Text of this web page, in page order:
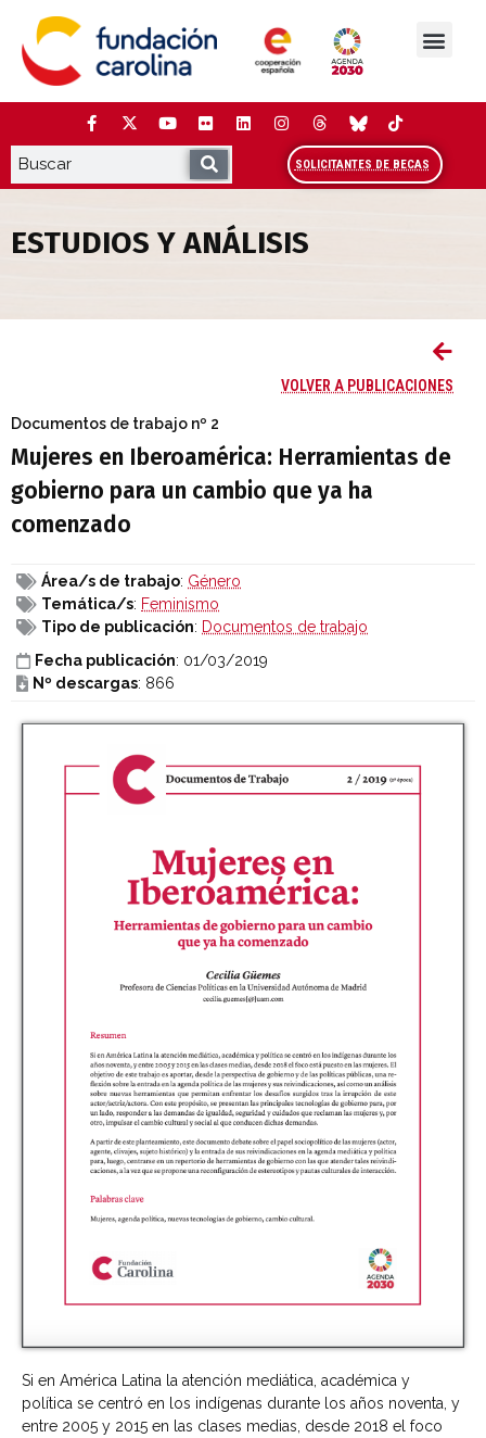
contenido
SOLICITANTES DE BECAS
ESTUDIOS Y ANÁLISIS
VOLVER A PUBLICACIONES
Documentos de trabajo nº 2
Mujeres en Iberoamérica: Herramientas de
gobierno para un cambio que ya ha
comenzado
Área/s de trabajo: Género
Temática/s: Feminismo
Tipo de publicación: Documentos de trabajo
Fecha publicación: 01/03/2019
Nº descargas: 866
Si en América Latina la atención mediática, académica y
política se centró en los indígenas durante los años noventa, y
entre 2005 y 2015 en las clases medias, desde 2018 el foco